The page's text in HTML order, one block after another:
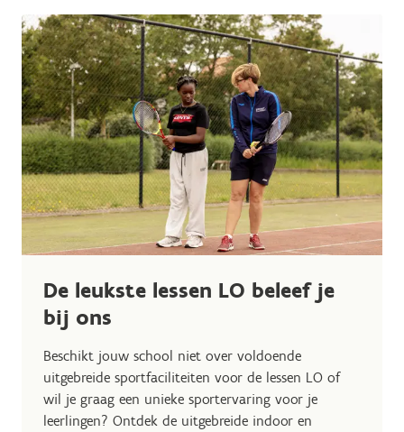
De leukste lessen LO beleef je
bij ons
Beschikt jouw school niet over voldoende
uitgebreide sportfaciliteiten voor de lessen LO of
wil je graag een unieke sportervaring voor je
leerlingen? Ontdek de uitgebreide indoor en